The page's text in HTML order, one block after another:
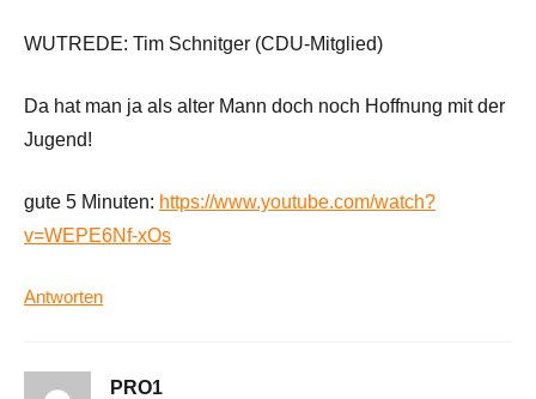
WUTREDE: Tim Schnitger (CDU-Mitglied)
Da hat man ja als alter Mann doch noch Hoffnung mit der
Jugend!
gute 5 Minuten: https://www.youtube.com/watch?
v=WEPE6Nf-xOs
Antworten
PRO1